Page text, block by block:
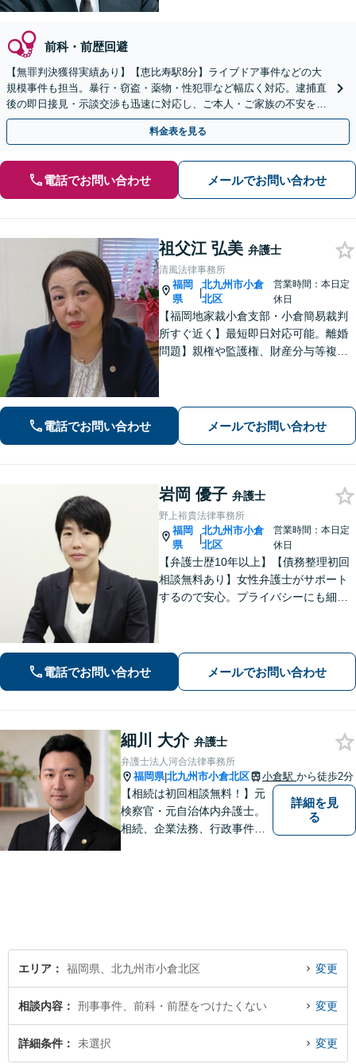
前科・前歴回避
【無罪判決獲得実績あり】【恵比寿駅8分】ライブドア事件などの大
規模事件も担当。暴行・窃盗・薬物・性犯罪など幅広く対応。逮捕直
後の即日接見・示談交渉も迅速に対応し、ご本人・ご家族の不安を最
小限に抑えます。【初回相談可能】【WEB面談可能】
料金表を見る
電話でお問い合わせ メールでお問い合わせ
祖父江 弘美 弁護士
清風法律事務所
福岡
県
|
北九州市小倉
北区
営業時間：本日定
休日
【福岡地家裁小倉支部・小倉簡易裁判
所すぐ近く】最短即日対応可能。離婚
問題】親権や監護権、財産分与等複雑
力と交渉力を強みに円満な相続へ。
電話でお問い合わせ メールでお問い合わせ
岩岡 優子 弁護士
野上裕貴法律事務所
福岡
県
|
北九州市小倉
北区
営業時間：本日定
休日
【弁護士歴10年以上】【債務整理初回
相談無料あり】女性弁護士がサポート
するので安心。プライバシーにも細心
い。【完全個室で相談】【駐車場あ
り】
電話でお問い合わせ メールでお問い合わせ
細川 大介 弁護士
弁護士法人河合法律事務所
福岡県|北九州市小倉北区 小倉駅 から徒歩2分
【相続は初回相談無料！】元
検察官・元自治体内弁護士。
相続、企業法務、行政事件、
詳細を見
る
エリア 福岡県、北九州市小倉北区 変更
相談内容 刑事事件、前科・前歴をつけたくない 変更
詳細条件 未選択 変更